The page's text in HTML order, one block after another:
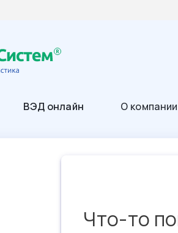
ВЭД онлайн О компании
Что-то